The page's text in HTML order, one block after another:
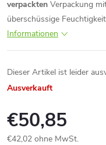
verpackten Verpackung
überschüssige
Informationen
Dieser Artikel ist leider
Ausverkauft
€50,85
€42,02 ohne MwSt.